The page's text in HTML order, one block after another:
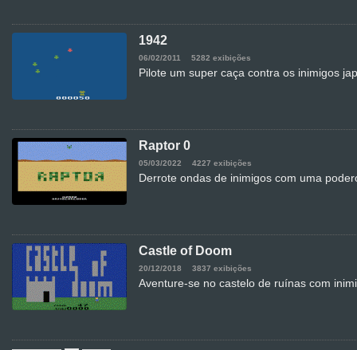
1942
06/02/2011 5282 exibições
Pilote um super caça contra os inimigos
Raptor 0
05/03/2022 4227 exibições
Derrote ondas de inimigos com uma
Castle of Doom
20/12/2018 3837 exibições
Aventure-se no castelo de ruínas com